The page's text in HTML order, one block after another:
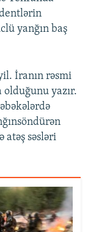
yanğın baş
İranın rəsmi
olduğunu yazır.
atəş səsləri